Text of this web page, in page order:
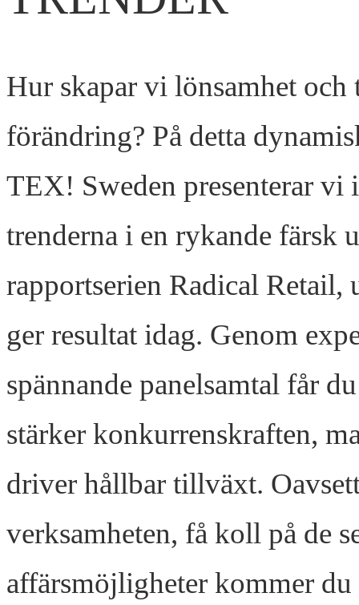
Hur skapar vi lönsamhet
förändring? På detta
TEX! Sweden presenterar vi
trenderna i en rykande färsk
rapportserien Radical Retail,
ger resultat idag. Genom
spännande panelsamtal får
stärker konkurrenskraften,
driver hållbar tillväxt.
verksamheten, få koll på de
affärsmöjligheter kommer